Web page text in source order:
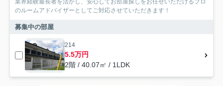
業界経験最長者を活かし、安心してお部屋探しをお任せいただけるプロ
のルームアドバイザーとしてご対応させていただきます！
募集中の部屋
214
5.5万円
2階 / 40.07㎡ / 1LDK